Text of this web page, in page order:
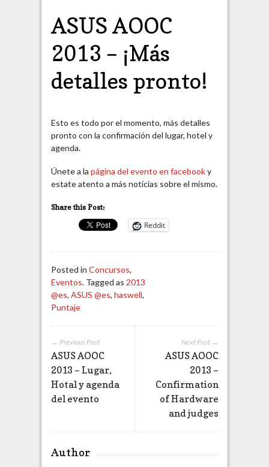
ASUS AOOC
2013 – ¡Más
detalles pronto!
Esto es todo por el momento, más detalles
pronto con la confirmación del lugar, hotel y
agenda.
Únete a la página del evento en facebooky
estate atento a más noticias sobre el mismo.
Share this Post:
Reddit
Posted in Concursos,
Eventos. Tagged as 2013
@es, ASUS @es, haswell,
Puntaje
Next Post →
ASUS AOOC
2013 –
Confirmation
of Hardware
and judges
← Previous Post
ASUS AOOC
2013 – Lugar,
Hotal y agenda
del evento
Author